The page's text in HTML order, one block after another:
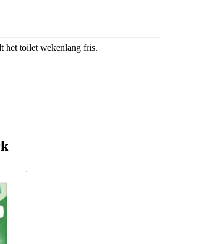
het toilet wekenlang fris.